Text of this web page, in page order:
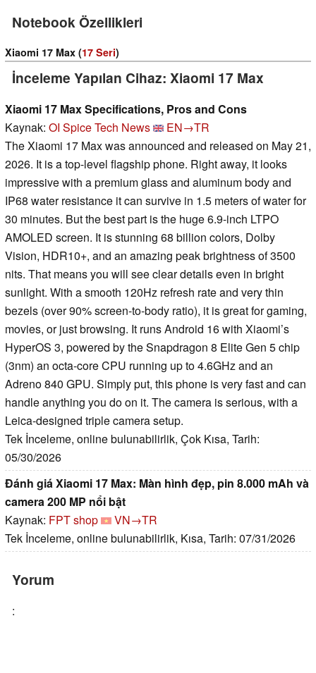
Notebook Özellikleri
Xiaomi 17 Max (17 Seri)
İnceleme Yapılan Cihaz: Xiaomi 17 Max
Xiaomi 17 Max Specifications, Pros and Cons
Kaynak: OI Spice Tech News
EN→TR
The Xiaomi 17 Max was announced and released on May 21,
2026. It is a top-level flagship phone. Right away, it looks
impressive with a premium glass and aluminum body and
IP68 water resistance it can survive in 1.5 meters of water for
30 minutes. But the best part is the huge 6.9-inch LTPO
AMOLED screen. It is stunning 68 billion colors, Dolby
Vision, HDR10+, and an amazing peak brightness of 3500
nits. That means you will see clear details even in bright
sunlight. With a smooth 120Hz refresh rate and very thin
bezels (over 90% screen-to-body ratio), it is great for gaming,
movies, or just browsing. It runs Android 16 with Xiaomi’s
HyperOS 3, powered by the Snapdragon 8 Elite Gen 5 chip
(3nm) an octa-core CPU running up to 4.6GHz and an
Adreno 840 GPU. Simply put, this phone is very fast and can
handle anything you do on it. The camera is serious, with a
Leica-designed triple camera setup.
Tek İnceleme, online bulunabilirlik, Çok Kısa, Tarih:
05/30/2026
Đánh giá Xiaomi 17 Max: Màn hình đẹp, pin 8.000 mAh và
camera 200 MP nổi bật
Kaynak: FPT shop
VN→TR
Tek İnceleme, online bulunabilirlik, Kısa, Tarih: 07/31/2026
Yorum
: